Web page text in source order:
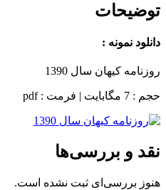
توضیحات
دانلود نمونه :
روزنامه کیهان سال 1390
حجم : 7 مگابایت | فرمت : pdf
نقد و بررسی‌ها
هنوز بررسی‌ای ثبت نشده است.